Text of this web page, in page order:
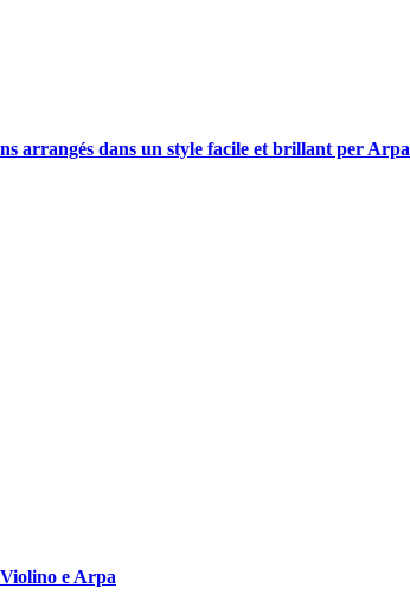
arrangés dans un style facile et brillant per
e Arpa